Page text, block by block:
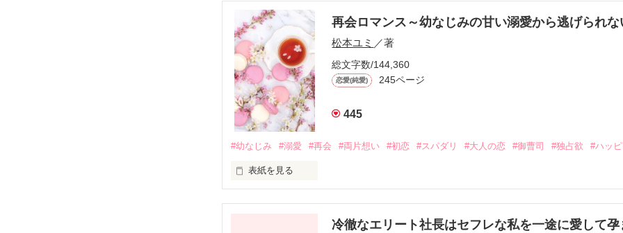
再会ロマンス～幼なじみの甘い溺愛から逃げられな
松本ユミ ／著
総文字数/144,360
恋愛(純愛) 245ページ
445
#幼なじみ #溺愛 #再会 #両片想い #初恋 #スパダリ #大人の恋 #御曹司 #独占欲 #ハッ
表紙を見る
冷徹なエリート社長はセフレな私を一途に愛して孕